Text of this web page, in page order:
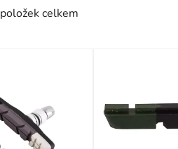
položek celkem